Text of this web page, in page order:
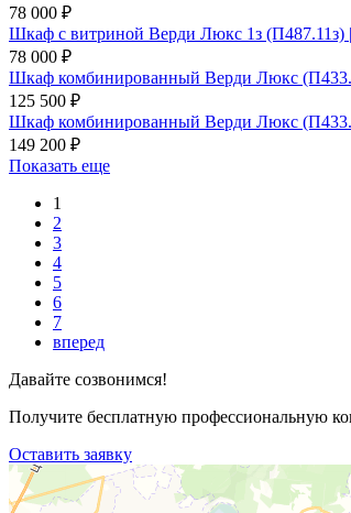
78 000 ₽
Шкаф с витриной Верди Люкс 1з (П487.11з) |
78 000 ₽
Шкаф комбинированный Верди Люкс
125 500 ₽
Шкаф комбинированный Верди Люкс
149 200 ₽
Показать еще
1
2
3
4
5
6
7
вперед
Давайте созвонимся!
Получите бесплатную профессиональную
Оставить заявку